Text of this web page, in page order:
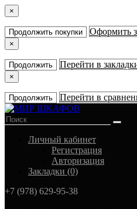
×
Продолжить покупки Оформить
×
Продолжить Перейти в
×
Продолжить Перейти в
Личный кабинет
Регистрация
Авторизация
Закладки (0)
+7 (978) 629-95-38